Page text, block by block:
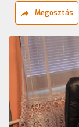
Megosztás